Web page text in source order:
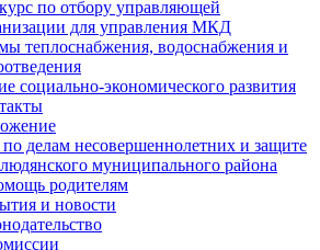
по отбору управляющей
для управления МКД
теплоснабжения, водоснабжения и
социально-экономического развития
делам несовершеннолетних и защите
муниципального района
родителям
и новости